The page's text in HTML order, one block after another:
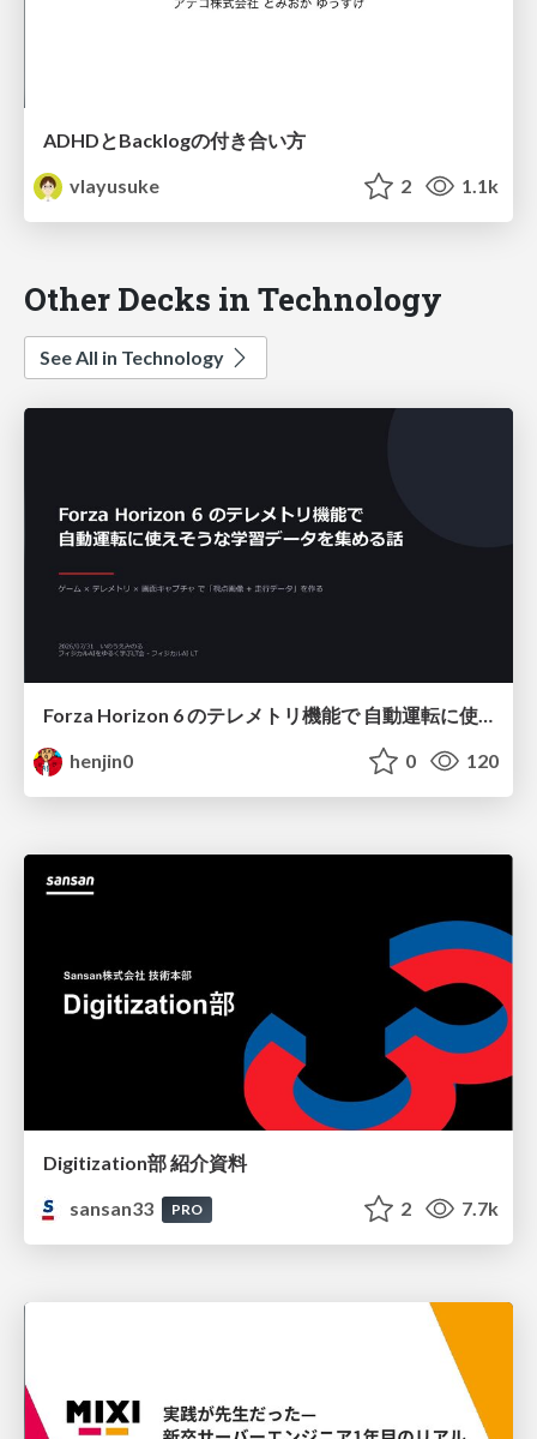
ADHDとBacklogの付き合い方
vlayusuke
2 1.1k
Other Decks in Technology
See All in Technology
Forza Horizon 6 のテレメトリ機能で 自動運転に使えそうな学習データを集める話
henjin0
0 120
Digitization部 紹介資料
sansan33
PRO 2 7.7k